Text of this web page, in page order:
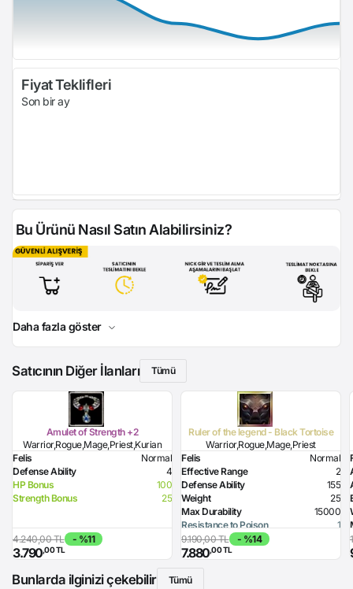
Fiyat Teklifleri
Son bir ay
Bu Ürünü Nasıl Satın Alabilirsiniz?
Daha fazla göster
Satıcının Diğer İlanları Tümü
Amulet of Strength +2
Warrior,Rogue,Mage,Priest,Kurian
Felis
Normal
Defense Ability
4
HP Bonus
100
Strength Bonus
25
4.240,00 TL - %11
3.790,00 TL
Ruler of the legend - Black Tortoise
Warrior,Rogue,Mage,Priest
Felis
Normal
Effective Range
2
Defense Ability
155
Weight
25
Max Durability
15000
Resistance to Poison
1
Resistance to Flame
Resistance to Glacier
Resistance to Magic
9.190,00 TL - %14
7.880,00 TL
Bunlarda ilginizi çekebilir
Tümü